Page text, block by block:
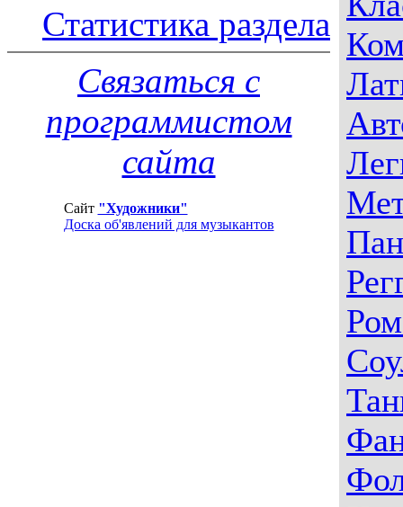
Статистика раздела
Связаться с
программистом
сайта
Сайт "Художники"
Доска об'явлений для музыкантов